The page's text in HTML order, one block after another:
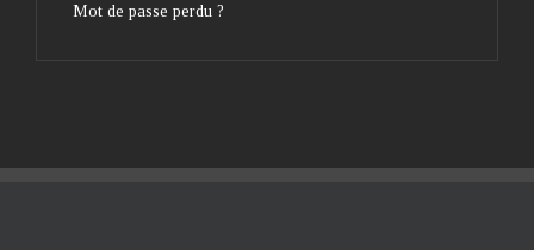
Mot de passe perdu ?